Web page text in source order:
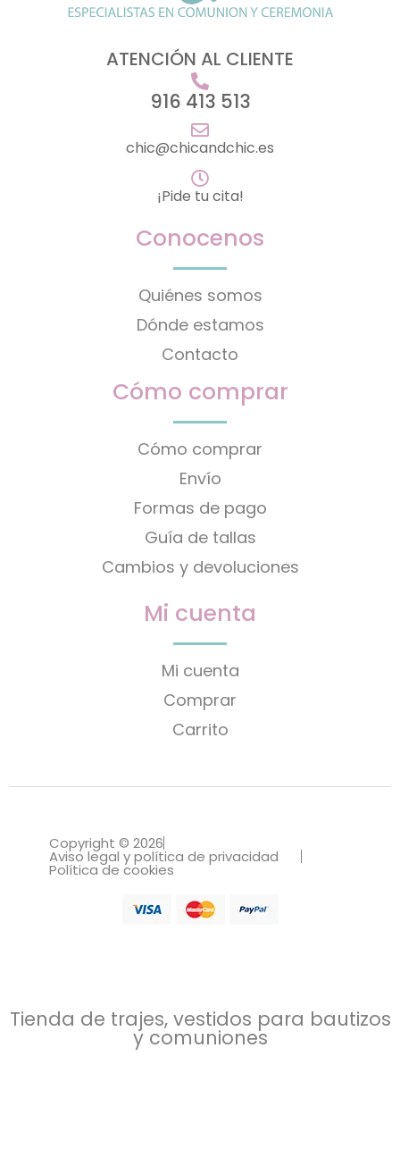
ATENCIÓN AL CLIENTE
916 413 513
chic@chicandchic.es
¡Pide tu cita!
Conocenos
Quiénes somos
Dónde estamos
Contacto
Cómo comprar
Cómo comprar
Envío
Formas de pago
Guía de tallas
Cambios y devoluciones
Mi cuenta
Mi cuenta
Comprar
Carrito
Copyright © 2026
Aviso legal y política de privacidad
Política de cookies
Tienda de trajes, vestidos para bautizos
y comuniones